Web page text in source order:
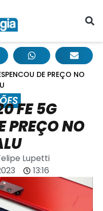
DE PREÇO NO
FE 5G
PREÇO NO
Lupetti
13:16